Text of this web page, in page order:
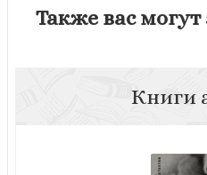
Также вас могут
Книги